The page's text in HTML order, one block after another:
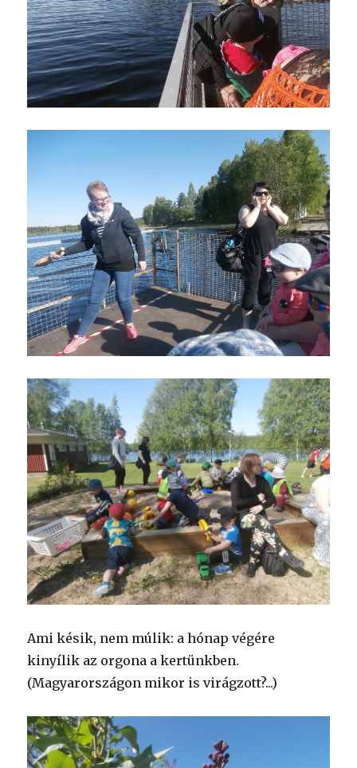
Ami késik, nem múlik: a hónap végére
kinyílik az orgona a kertünkben.
(Magyarországon mikor is virágzott?...)